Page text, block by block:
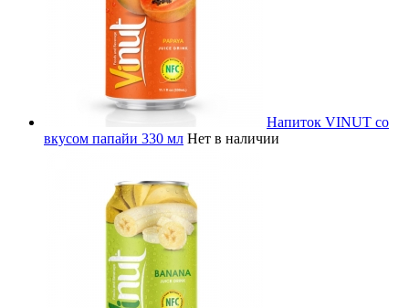
Напиток VINUT со
вкусом папайи 330 мл Нет в наличии